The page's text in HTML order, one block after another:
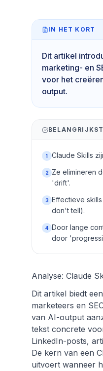
IN HET KORT
Dit artikel
marketing- en
voor het
output.
1 Claude Skills
2
Ze elimineren
'drift'.
3 Effectieve
don't tell).
4 Door lange
door
Analyse: Claude
Dit artikel biedt
marketeers en
van AI-output
tekst concrete
LinkedIn-posts,
De kern van een
uitvoert wanneer